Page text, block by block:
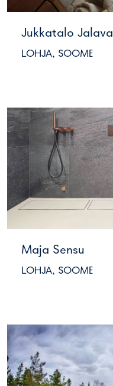
Jukkatalo Jalava
LOHJA, SOOME
Maja Sensu
LOHJA, SOOME